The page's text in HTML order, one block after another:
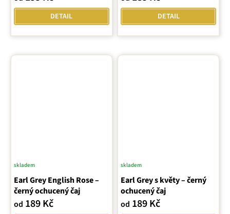
DETAIL DETAIL
Earl Grey English Rose –
černý ochucený čaj
skladem
od 189 Kč
Earl Grey s květy – černý
ochucený čaj
skladem
od 189 Kč